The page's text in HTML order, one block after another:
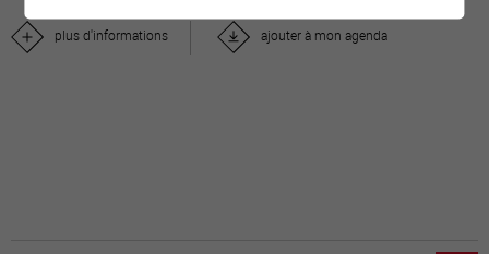
plus d'informations ajouter à mon agenda